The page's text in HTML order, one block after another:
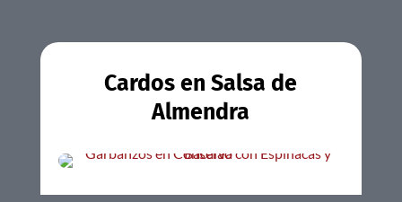
Cardos en Salsa de
Almendra